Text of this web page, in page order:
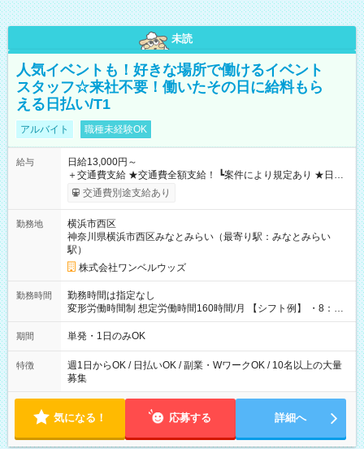
未読
人気イベントも！好きな場所で働けるイベント
スタッフ☆来社不要！働いたその日に給料もら
える日払い/T1
アルバイト 職種未経験OK
給与
日給13,000円～
＋交通費支給 ★交通費全額支給！ ┗案件により規定あり ★日払
いOK！（規定あり） ┗働いたその日に現金GET♪ お仕事後はコ
ンビニATMから 日払い分を引き落とせます！ 【試用期間】試
交通費別途支給あり
勤務地
横浜市西区
神奈川県横浜市西区みなとみらい（最寄り駅：みなとみらい
駅）
株式会社ワンベルウッズ
勤務時間
勤務時間は指定なし
変形労働時間制 想定労働時間160時間/月 【シフト例】 ・8：00
～21：00
期間 単発・1日のみOK
特徴
週1日からOK / 日払いOK / 副業・WワークOK / 10名以上の大量
募集
気になる！ 応募する 詳細へ